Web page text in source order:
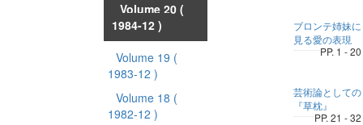
Volume 20 (
1984-12 )
Volume 19 (
1983-12 )
Volume 18 (
1982-12 )
ブロンテ姉妹に
見る愛の表現
PP. 1 - 20
芸術論としての
『草枕』
PP. 21 - 32